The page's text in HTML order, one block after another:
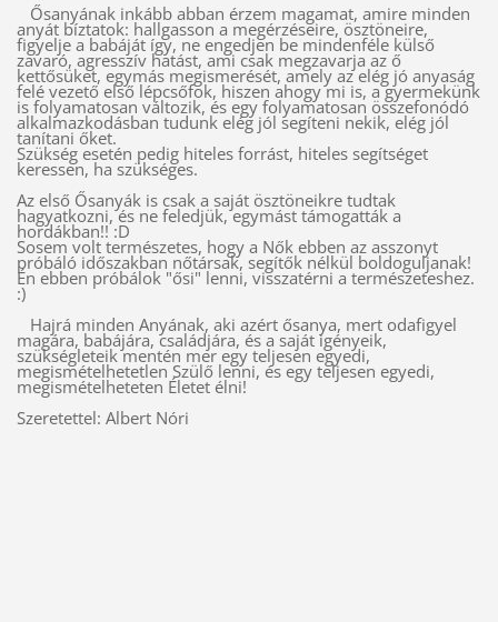
Ősanyának inkább abban érzem magamat, amire minden
anyát bíztatok: hallgasson a megérzéseire, ösztöneire,
figyelje a babáját így, ne engedjen be mindenféle külső
zavaró, agresszív hatást, ami csak megzavarja az ő
kettősüket, egymás megismerését, amely az elég jó anyaság
felé vezető első lépcsőfok, hiszen ahogy mi is, a gyermekünk
is folyamatosan változik, és egy folyamatosan összefonódó
alkalmazkodásban tudunk elég jól segíteni nekik, elég jól
tanítani őket.
Szükség esetén pedig hiteles forrást, hiteles segítséget
keressen, ha szükséges.
Az első Ősanyák is csak a saját ösztöneikre tudtak
hagyatkozni, és ne feledjük, egymást támogatták a
hordákban!! :D
Sosem volt természetes, hogy a Nők ebben az asszonyt
próbáló időszakban nőtársak, segítők nélkül boldoguljanak!
Én ebben próbálok "ősi" lenni, visszatérni a természeteshez.
:)
Hajrá minden Anyának, aki azért ősanya, mert odafigyel
magára, babájára, családjára, és a saját igényeik,
szükségleteik mentén mer egy teljesen egyedi,
megismételhetetlen Szülő lenni, és egy teljesen egyedi,
megismételheteten Életet élni!
Szeretettel: Albert Nóri